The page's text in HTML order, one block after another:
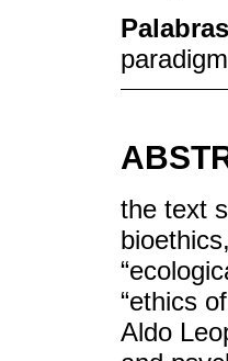
the text
“ethics
Aldo